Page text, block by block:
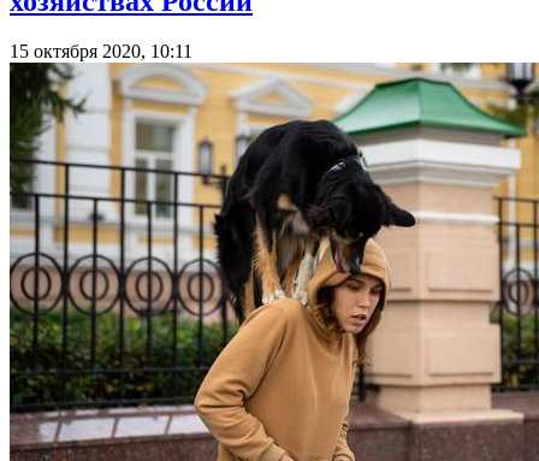
15 октября 2020, 10:11